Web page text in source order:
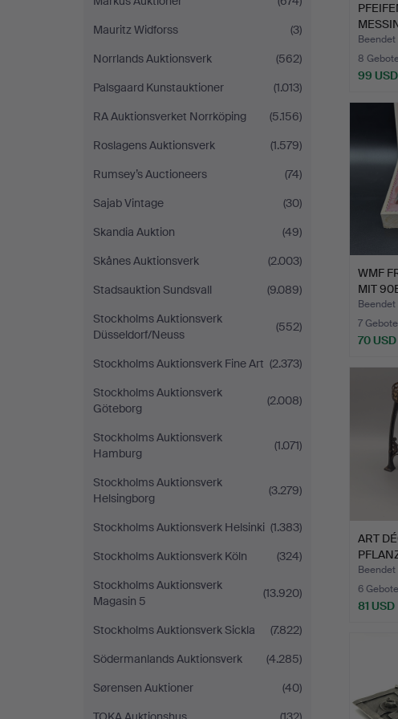
Mauritz Widforss
(3)
Norrlands Auktionsverk
(562)
Palsgaard Kunstauktioner
(1.013)
RA Auktionsverket Norrköping
(5.156)
Roslagens Auktionsverk
(1.579)
Rumsey’s Auctioneers
(74)
Sajab Vintage
(30)
Skandia Auktion
(49)
Skånes Auktionsverk
(2.003)
Stadsauktion Sundsvall
(9.089)
Stockholms Auktionsverk
Düsseldorf/Neuss
(552)
Stockholms Auktionsverk Fine Art (2.373)
Stockholms Auktionsverk
Göteborg
(2.008)
Stockholms Auktionsverk
Hamburg
(1.071)
Stockholms Auktionsverk
Helsingborg
(3.279)
Stockholms Auktionsverk Helsinki (1.383)
Stockholms Auktionsverk Köln
(324)
Stockholms Auktionsverk
Magasin 5
(13.920)
Stockholms Auktionsverk Sickla
(7.822)
Södermanlands Auktionsverk
(4.285)
Sørensen Auktioner
(40)
8
99 USD
WMF
MIT
Beendet
7 Gebote
70 USD
ART
6 Gebote
81 USD